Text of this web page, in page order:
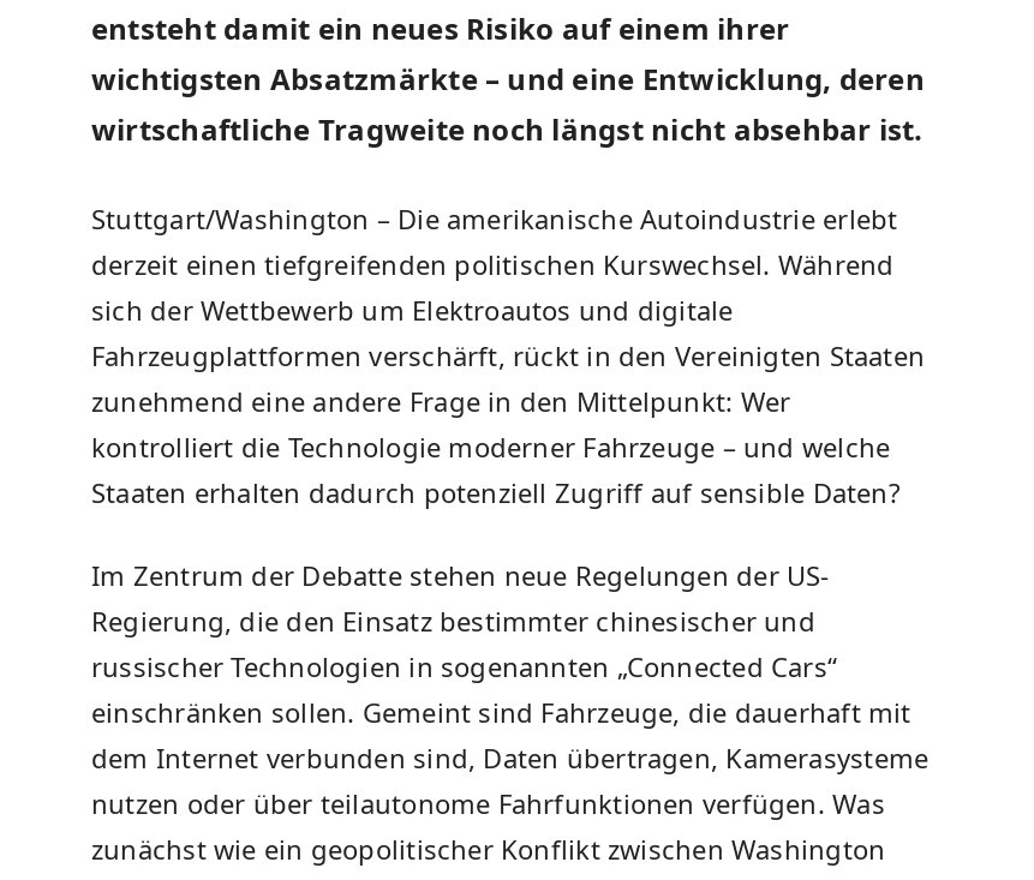
entsteht damit ein neues Risiko auf einem ihrer
wichtigsten Absatzmärkte – und eine Entwicklung, deren
wirtschaftliche Tragweite noch längst nicht absehbar ist.
Stuttgart/Washington – Die amerikanische Autoindustrie erlebt
derzeit einen tiefgreifenden politischen Kurswechsel. Während
sich der Wettbewerb um Elektroautos und digitale
Fahrzeugplattformen verschärft, rückt in den Vereinigten Staaten
zunehmend eine andere Frage in den Mittelpunkt: Wer
kontrolliert die Technologie moderner Fahrzeuge – und welche
Staaten erhalten dadurch potenziell Zugriff auf sensible Daten?
Im Zentrum der Debatte stehen neue Regelungen der US-
Regierung, die den Einsatz bestimmter chinesischer und
russischer Technologien in sogenannten „Connected Cars“
einschränken sollen. Gemeint sind Fahrzeuge, die dauerhaft mit
dem Internet verbunden sind, Daten übertragen, Kamerasysteme
nutzen oder über teilautonome Fahrfunktionen verfügen. Was
zunächst wie ein geopolitischer Konflikt zwischen Washington